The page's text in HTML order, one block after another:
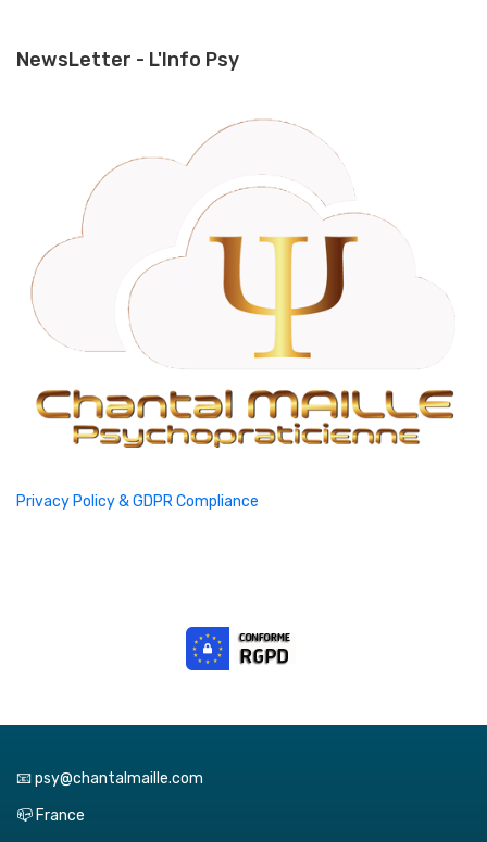
NewsLetter - L'Info Psy
Privacy Policy & GDPR Compliance
📧 psy@chantalmaille.com
📪 France